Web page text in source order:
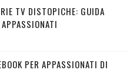
TV DISTOPICHE: GUIDA
PER APPASSIONATI DI